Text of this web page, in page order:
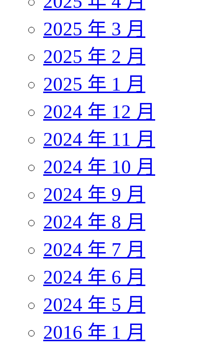
2025 年 3 月
2025 年 2 月
2025 年 1 月
2024 年 12 月
2024 年 11 月
2024 年 10 月
2024 年 9 月
2024 年 8 月
2024 年 7 月
2024 年 6 月
2024 年 5 月
2016 年 1 月